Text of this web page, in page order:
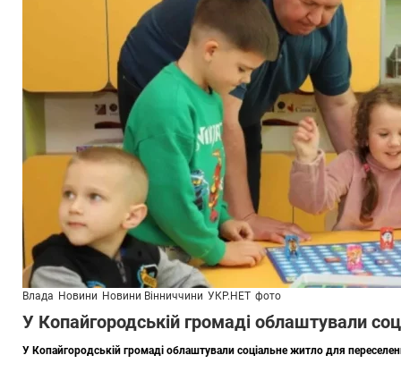
Влада Новини Новини Вінниччини УКР.НЕТ фото
У Копайгородській громаді облаштували
У Копайгородській громаді облаштували соціальне житло для